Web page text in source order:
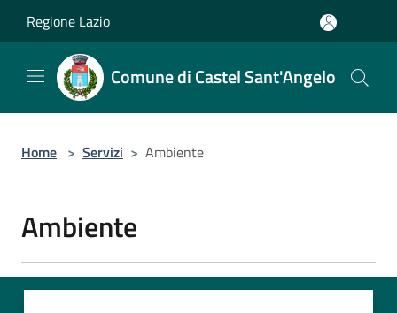
Regione Lazio
Comune di Castel Sant'Angelo
Home > Servizi > Ambiente
Ambiente